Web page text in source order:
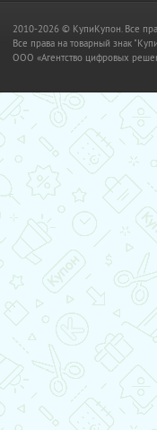
2010-2026 © КупиКупон. Все
Все права на товарный знак
OOO «Агентство цифровых